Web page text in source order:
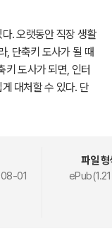
. 오랫동안 직장 생활
, 단축키 도사가 될 때
키 도사가 되면, 인터
대처할 수 있다. 단
01
파일 형